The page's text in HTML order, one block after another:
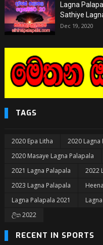
Lagna
Sathiye
Dec 19, 2020
TAGS
2020 Epa Litha
2020 Lagna
2020 Masaye Lagna Palapala
2021 Lagna Palapala
2022
2023 Lagna Palapala
Lagna Palapala 2021
ලිත 2022
RECENT IN SPORTS